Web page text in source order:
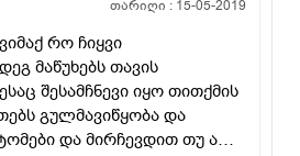
თარიღი : 15-05-2019
რო ჩიყვი
მაწუხებს თავის
შესამჩნევი იყო თითქმის
გულმავიწყობა და
და მირჩევდით თუ არა